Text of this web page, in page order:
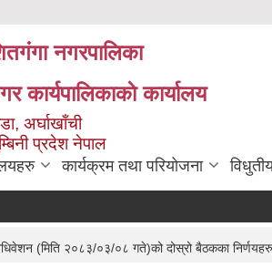
नगरपालिका
कार्यपालिकाकाे कार्यालय
अर्घाखाँची
प्रदेश नेपाल
कार्यक्रम तथा परियोजना
(मिति २०८३/०३/०८ गते)को दोस्रो बैठकका